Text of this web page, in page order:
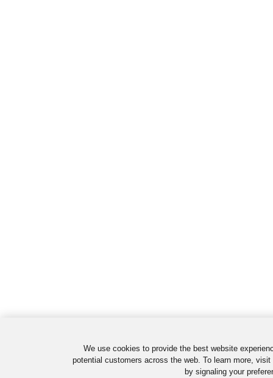
We use cookies to provide the best website
potential customers across the web. To learn more,
by signaling your